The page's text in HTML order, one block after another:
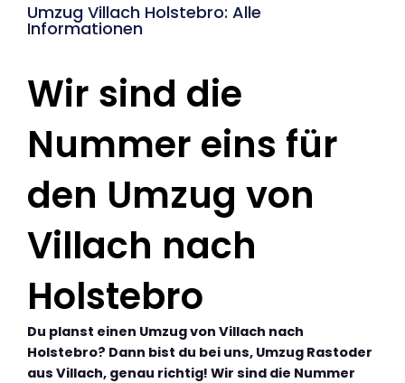
Umzug Villach Holstebro: Alle
Informationen
Wir sind die
Nummer eins für
den Umzug von
Villach nach
Holstebro
Du planst einen Umzug von Villach nach
Holstebro? Dann bist du bei uns, Umzug Rastoder
aus Villach, genau richtig! Wir sind die Nummer